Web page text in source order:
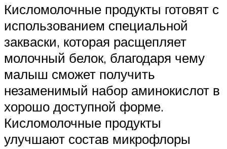
Кисломолочные продукты готовят с
использованием специальной
закваски, которая расщепляет
молочный белок, благодаря чему
малыш сможет получить
незаменимый набор аминокислот в
хорошо доступной форме.
Кисломолочные продукты
улучшают состав микрофлоры